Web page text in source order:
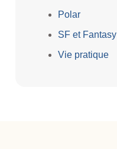
Polar
SF et Fantasy
Vie pratique